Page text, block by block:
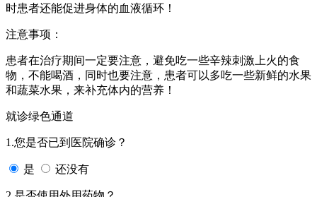
时患者还能促进身体的血液循环！
注意事项：
患者在治疗期间一定要注意，避免吃一些辛辣刺激上火的食
物，不能喝酒，同时也要注意，患者可以多吃一些新鲜的水果
和蔬菜水果，来补充体内的营养！
就诊绿色通道
1.您是否已到医院确诊？
是 还没有